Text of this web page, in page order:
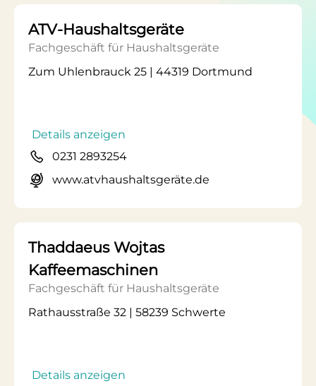
ATV-Haushaltsgeräte
Fachgeschäft für Haushaltsgeräte
Zum Uhlenbrauck 25 | 44319 Dortmund
Details anzeigen
0231 2893254
www.atvhaushaltsgeräte.de
Thaddaeus Wojtas
Kaffeemaschinen
Fachgeschäft für Haushaltsgeräte
Rathausstraße 32 | 58239 Schwerte
Details anzeigen